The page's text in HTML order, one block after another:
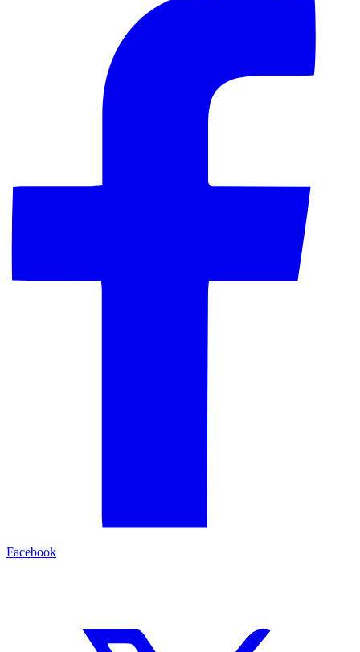
Facebook